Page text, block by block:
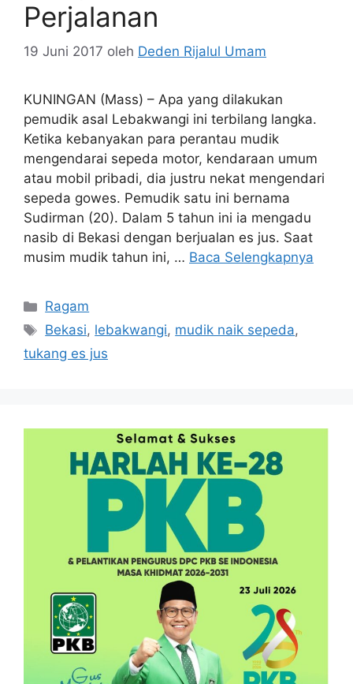
Perjalanan
19 Juni 2017 oleh Deden Rijalul Umam
KUNINGAN (Mass) – Apa yang dilakukan
pemudik asal Lebakwangi ini terbilang langka.
Ketika kebanyakan para perantau mudik
mengendarai sepeda motor, kendaraan umum
atau mobil pribadi, dia justru nekat mengendari
sepeda gowes. Pemudik satu ini bernama
Sudirman (20). Dalam 5 tahun ini ia mengadu
nasib di Bekasi dengan berjualan es jus. Saat
musim mudik tahun ini, … Baca Selengkapnya
Kategori
Ragam
Tag
Bekasi, lebakwangi, mudik naik sepeda,
tukang es jus